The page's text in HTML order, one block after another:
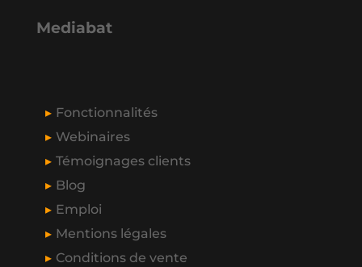
Mediabat
Fonctionnalités
Webinaires
Témoignages clients
Blog
Emploi
Mentions légales
Conditions de vente